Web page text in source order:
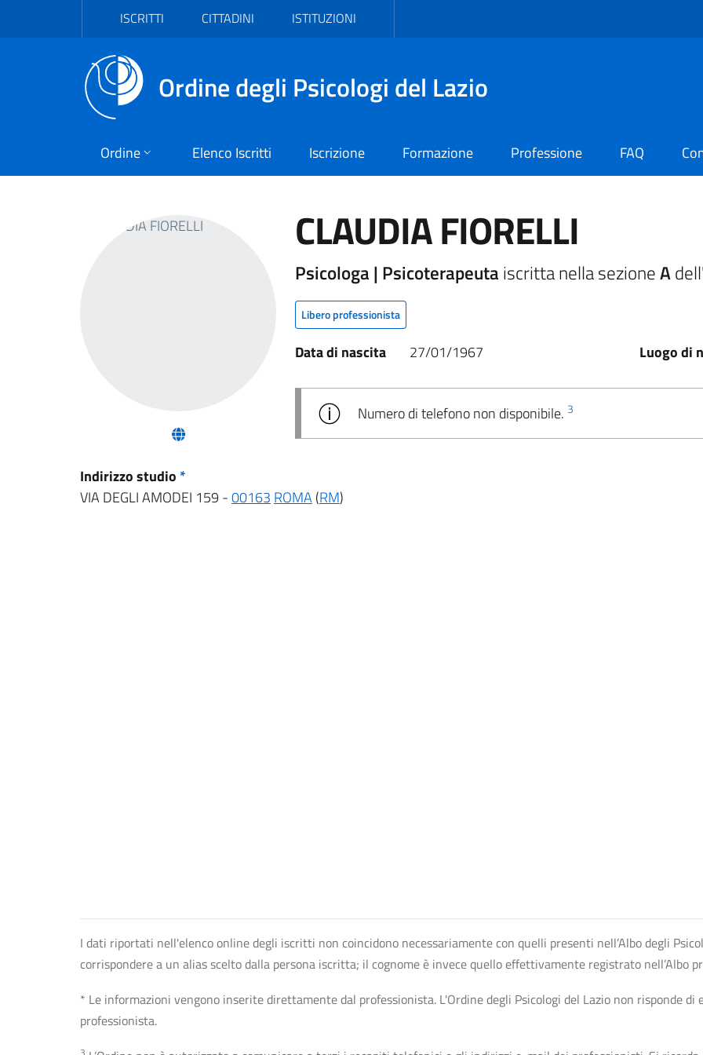
Vai al contenuto principale
ISCRITTI CITTADINI ISTITUZIONI
Ordine degli Psicologi del Lazio
Ordine Elenco Iscritti Iscrizione Formazione Professione FAQ
(nuova scheda - new tab)
CLAUDIA FIORELLI
Psicologa | Psicoterapeuta iscritta nella sezioneA
Libero professionista
Data di nascita 27/01/1967 Luogo di
Numero di telefono non disponibile. 3
Indirizzo studio *
VIA DEGLI AMODEI 159 -00163 ROMA(RM)
I dati riportati nell'elenco online degli iscritti non coincidono necessariamente con quelli presenti nell’Albo degli
corrispondere a un alias scelto dalla persona iscritta; il cognome è invece quello effettivamente registrato nell’Albo
* Le informazioni vengono inserite direttamente dal professionista. L'Ordine degli Psicologi del Lazio non risponde
professionista.
3